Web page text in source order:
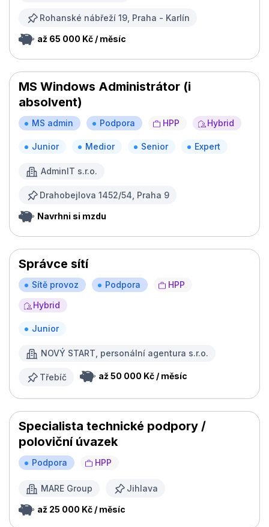
Rohanské nábřeží 19, Praha - Karlín
až 65 000 Kč / měsíc
MS Windows Administrátor (i
absolvent)
MS admin Podpora HPP Hybrid
Junior Medior Senior Expert
AdminIT s.r.o.
Drahobejlova 1452/54, Praha 9
Navrhni si mzdu
Správce sítí
Sítě provoz Podpora
HPP
Hybrid
Junior
NOVÝ START, personální agentura s.r.o.
Třebíč až 50 000 Kč / měsíc
Specialista technické podpory /
poloviční úvazek
Podpora HPP
MARE Group Jihlava
až 25 000 Kč / měsíc